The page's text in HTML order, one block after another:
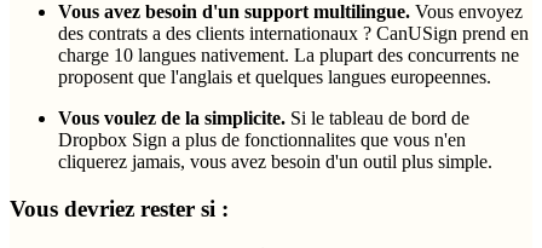
Vous avez besoin d'un support multilingue. Vous envoyez
des contrats a des clients internationaux ? CanUSign prend en
charge 10 langues nativement. La plupart des concurrents ne
proposent que l'anglais et quelques langues europeennes.
Vous voulez de la simplicite. Si le tableau de bord de
Dropbox Sign a plus de fonctionnalites que vous n'en
cliquerez jamais, vous avez besoin d'un outil plus simple.
Vous devriez rester si :